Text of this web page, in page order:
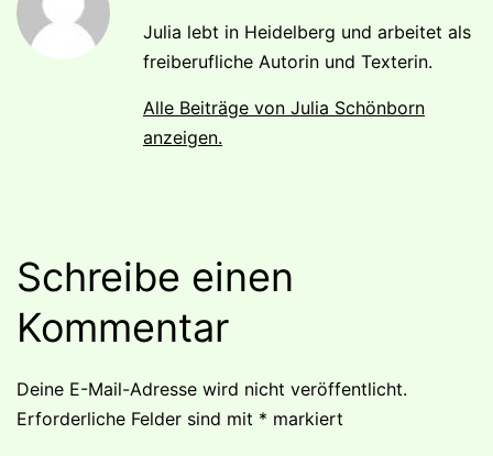
Julia lebt in Heidelberg und arbeitet als
freiberufliche Autorin und Texterin.
Alle Beiträge von Julia Schönborn
anzeigen.
Schreibe einen
Kommentar
Deine E-Mail-Adresse wird nicht veröffentlicht.
Erforderliche Felder sind mit * markiert